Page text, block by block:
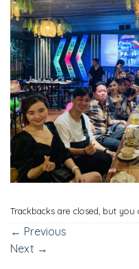
Trackbacks are closed, but you
← Previous
Next →